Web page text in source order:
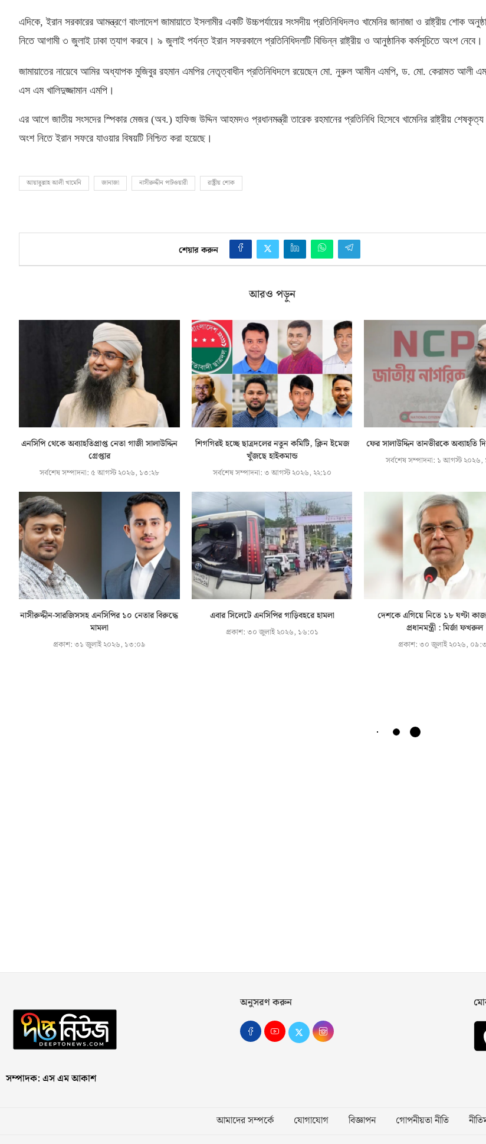
এদিকে, ইরান সরকারের আমন্ত্রণে বাংলাদেশ জামায়াতে ইসলামীর একটি উচ্চপর্যায়ের সংসদীয় প্রতিনিধিদলও খামেনির জানাজা ও রাষ্ট্রীয় শোক
নিতে আগামী ৩ জুলাই ঢাকা ত্যাগ করবে। ৯ জুলাই পর্যন্ত ইরান সফরকালে প্রতিনিধিদলটি বিভিন্ন রাষ্ট্রীয় ও আনুষ্ঠানিক কর্মসূচিতে অংশ নেবে।
জামায়াতের নায়েবে আমির অধ্যাপক মুজিবুর রহমান এমপির নেতৃত্বাধীন প্রতিনিধিদলে রয়েছেন মো. নুরুল আমীন এমপি, ড. মো. কেরামত আলী
এস এম খালিদুজ্জামান এমপি।
এর আগে জাতীয় সংসদের স্পিকার মেজর (অব.) হাফিজ উদ্দিন আহমদও প্রধানমন্ত্রী তারেক রহমানের প্রতিনিধি হিসেবে খামেনির রাষ্ট্রীয়
অংশ নিতে ইরান সফরে যাওয়ার বিষয়টি নিশ্চিত করা হয়েছে।
আয়াতুল্লাহ আলী খামেনি জানাজা নাসীরুদ্দীন পাটওয়ারী রাষ্ট্রীয় শোক
শেয়ার করুন
আরও পড়ুন
এনসিপি থেকে অব্যাহতিপ্রাপ্ত নেতা গাজী সালাউদ্দিন
গ্রেপ্তার
সর্বশেষ সম্পাদনা: ৫ আগস্ট ২০২৬, ১৩:২৮
শিগগিরই হচ্ছে ছাত্রদলের নতুন কমিটি, ক্লিন ইমেজ
খুঁজছে হাইকমান্ড
সর্বশেষ সম্পাদনা:৩ আগস্ট ২০২৬, ২২:১০
ফের সালাউদ্দিন তানভীরকে অব্যাহতি
সর্বশেষ সম্পাদনা: ১ আগস্ট ২০২৬,
নাসীরুদ্দীন-সারজিসসহ এনসিপির ১০ নেতার বিরুদ্ধে
মামলা
প্রকাশ:৩১ জুলাই ২০২৬, ১৩:০৯
এবার সিলেটে এনসিপির গাড়িবহরে হামলা
প্রকাশ:৩০ জুলাই ২০২৬, ১৬:০১
দেশকে এগিয়ে নিতে ১৮ ঘণ্টা
প্রধানমন্ত্রী : মির্জা ফখরুল
প্রকাশ:৩০ জুলাই ২০২৬,
সম্পাদক: এস এম আকাশ
অনুসরণ করুন
আমাদের সম্পর্কে যোগাযোগ বিজ্ঞাপন গোপনীয়তা নীতি